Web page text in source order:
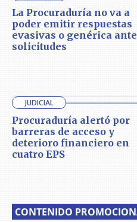
La Procuraduría no va a
poder emitir respuestas
evasivas o genérica ante
solicitudes
JUDICIAL
Procuraduría alertó por
barreras de acceso y
deterioro financiero en
cuatro EPS